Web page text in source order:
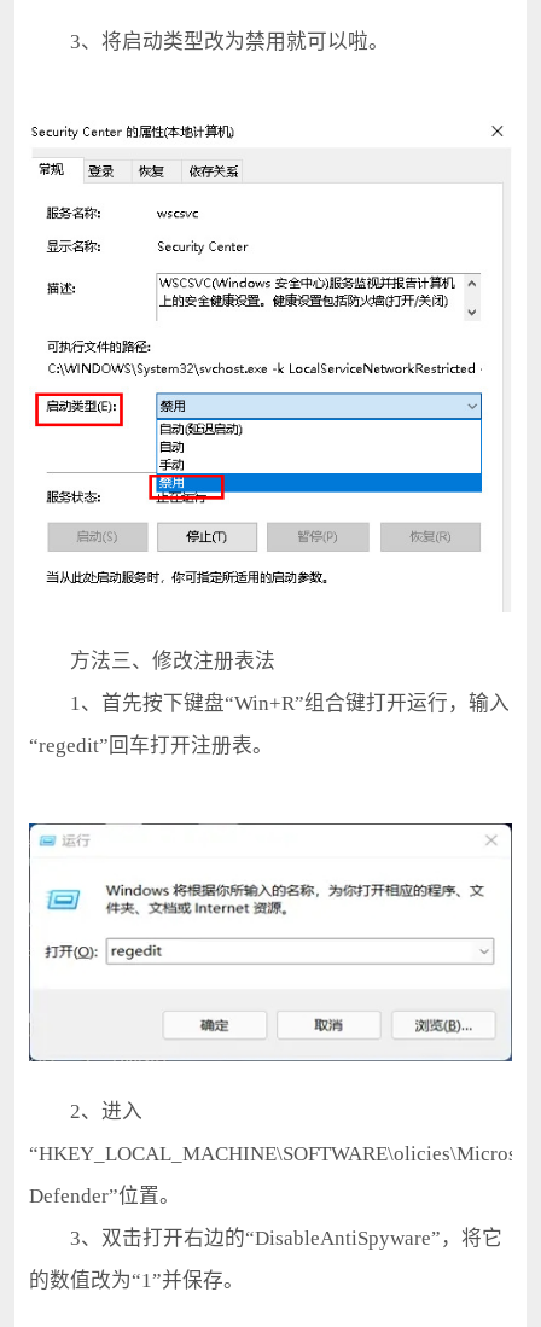
3、将启动类型改为禁用就可以啦。
方法三、修改注册表法
1、首先按下键盘“Win+R”组合键打开运行，输入
“regedit”回车打开注册表。
2、进入
Defender”位置。
3、双击打开右边的“DisableAntiSpyware”，将它
的数值改为“1”并保存。